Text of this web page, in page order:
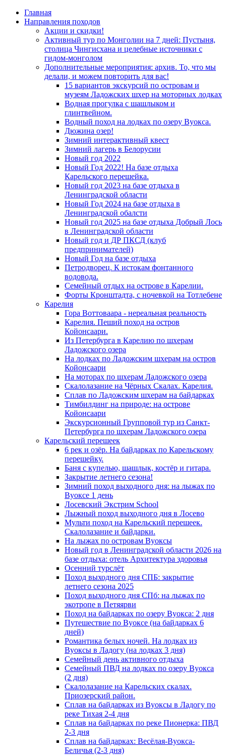
Главная
Направления походов
Акции и скидки!
Активный тур по Монголии на 7 дней: Пустыня,
столица Чингисхана и целебные источники с
гидом-монголом
Дополнительные мероприятия: архив. То, что мы
делали, и можем повторить для вас!
15 вариантов экскурсий по островам и
музеям Ладожских шхер на моторных лодках
Водная прогулка с шашлыком и
глинтвейном.
Водный поход на лодках по озеру Вуокса.
Дюжина озер!
Зимний интерактивный квест
Зимний лагерь в Белорусии
Новый год 2022
Новый Год 2022! На базе отдыха
Карельского перешейка.
Новый год 2023 на базе отдыха в
Ленинградской области
Новый Год 2024 на базе отдыха в
Ленинградской обалсти
Новый год 2025 на базе отдыха Добрый Лось
в Ленинградской области
Новый год и ДР ПКСД (клуб
предпринимателей)
Новый Год на базе отдыха
Петродворец. К истокам фонтанного
водовода.
Семейный отдых на острове в Карелии.
Форты Кронштадта, с ночевкой на Тотлебене
Карелия
Гора Воттоваара - нереальная реальность
Карелия. Пеший поход на остров
Койонсаари.
Из Петербурга в Карелию по шхерам
Ладожского озера
На лодках по Ладожским шхерам на остров
Койонсаари
На моторах по шхерам Ладожского озера
Скалолазание на Чёрных Скалах. Карелия.
Сплав по Ладожским шхерам на байдарках
Тимбилдинг на природе: на острове
Койонсаари
Экскурсионный Групповой тур из Санкт-
Петербурга по шхерам Ладожского озера
Карельский перешеек
6 рек и озёр. На байдарках по Карельскому
перешейку.
Баня с купелью, шашлык, костёр и гитара.
Закрытие летнего сезона!
Зимний поход выходного дня: на лыжах по
Вуоксе 1 день
Лосевский Экстрим School
Лыжный поход выходного дня в Лосево
Мульти поход на Карельский перешеек.
Скалолазание и байдарки.
На лыжах по островам Вуоксы
Новый год в Ленинградской области 2026 на
базе отдыха: отель Архитектура здоровья
Осенний турслёт
Поход выходного дня СПБ: закрытие
летнего сезона 2025
Поход выходного дня СПб: на лыжах по
экотропе в Петяярви
Поход на байдарках по озеру Вуокса: 2 дня
Путешествие по Вуоксе (на байдарках 6
дней)
Романтика белых ночей. На лодках из
Вуоксы в Ладогу (на лодках 3 дня)
Семейный день активного отдыха
Семейный ПВД на лодках по озеру Вуокса
(2 дня)
Скалолазание на Карельских скалах.
Приозерский район.
Сплав на байдарках из Вуоксы в Ладогу по
реке Тихая 2-4 дня
Сплав на байдарках по реке Пионерка: ПВД
2-3 дня
Сплав на байдарках: Весёлая-Вуокса-
Беличья (2-3 дня)